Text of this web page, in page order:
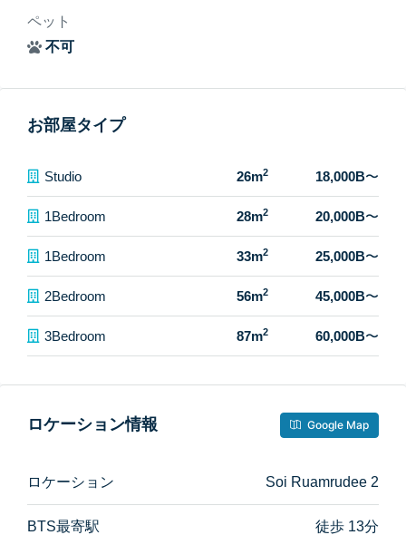
ペット
不可
お部屋タイプ
Studio 26m2 18,000B〜
1Bedroom 28m2 20,000B〜
1Bedroom 33m2 25,000B〜
2Bedroom 56m2 45,000B〜
3Bedroom 87m2 60,000B〜
ロケーション情報 Google Map
ロケーション Soi Ruamrudee 2
BTS最寄駅 徒歩 13分